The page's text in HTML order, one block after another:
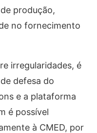
produção,
no fornecimento
irregularidades, é
defesa do
e a plataforma
é possível
à CMED, por